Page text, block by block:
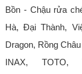
Bồn - Chậu rửa
Hà, Đại Thành,
Dragon, Rồng
INAX, TOTO,